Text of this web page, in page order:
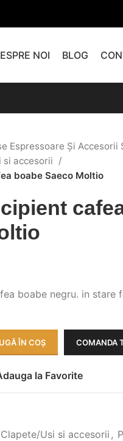
NOI BLOG
Espressoare Și Accesorii
si accesorii
boabe Saeco Moltio
boabe negru. in stare
ÎN COȘ COMANDA
la Favorite
Usi si accesorii ,